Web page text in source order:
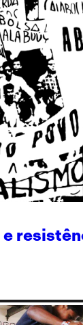
e